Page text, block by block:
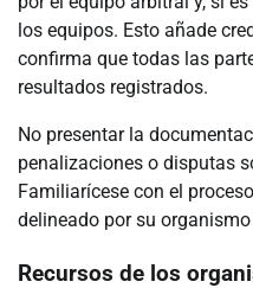
los equipos. Esto añade
confirma que todas las
resultados registrados.
No presentar la
penalizaciones o disputas
Familiarícese con el
delineado por su
Recursos de los